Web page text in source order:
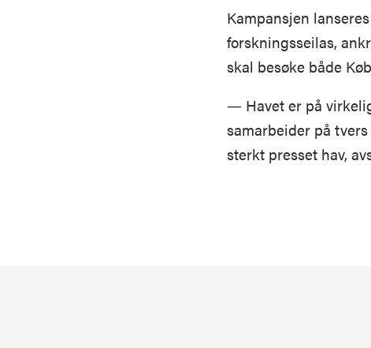
Kampansjen
forskningsseilas,
skal besøke både
― Havet er på
samarbeider på
sterkt presset hav,